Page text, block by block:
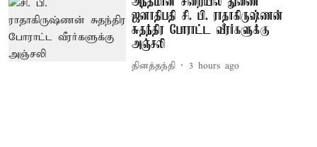
ஜனாதிபதி சி. பி. ராதாகிருஷ்ணன்
சுதந்திர போராட்ட வீரர்களுக்கு
அஞ்சலி
தினத்தந்தி 3 hours ago